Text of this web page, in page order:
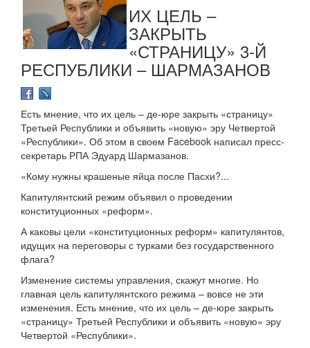
ИХ ЦЕЛЬ –
ЗАКРЫТЬ
«СТРАНИЦУ» 3-Й
РЕСПУБЛИКИ – ШАРМАЗАНОВ
Есть мнение, что их цель – де-юре закрыть «страницу»
Третьей Республики и объявить «новую» эру Четвертой
«Республики». Об этом в своем Facebook написал пресс-
секретарь РПА Эдуард Шармазанов.
«Кому нужны крашеные яйца после Пасхи?...
Капитулянтский режим объявил о проведении
конституционных «реформ».
А каковы цели «конституционных реформ» капитулянтов,
идущих на переговоры с турками без государственного
флага?
Изменение системы управления, скажут многие. Но
главная цель капитулянтского режима – вовсе не эти
изменения. Есть мнение, что их цель – де-юре закрыть
«страницу» Третьей Республики и объявить «новую» эру
Четвертой «Республики».